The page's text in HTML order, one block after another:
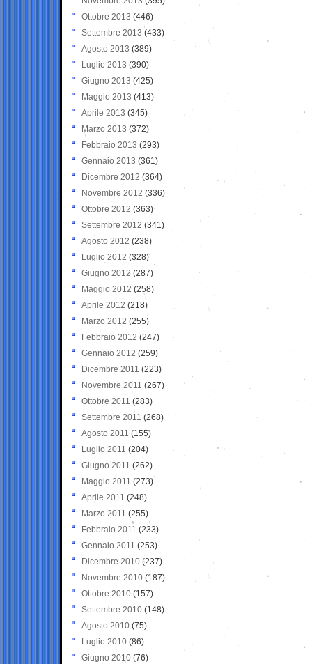
Ottobre 2013 (446)
Settembre 2013 (433)
Agosto 2013 (389)
Luglio 2013 (390)
Giugno 2013 (425)
Maggio 2013 (413)
Aprile 2013 (345)
Marzo 2013 (372)
Febbraio 2013 (293)
Gennaio 2013 (361)
Dicembre 2012 (364)
Novembre 2012 (336)
Ottobre 2012 (363)
Settembre 2012 (341)
Agosto 2012 (238)
Luglio 2012 (328)
Giugno 2012 (287)
Maggio 2012 (258)
Aprile 2012 (218)
Marzo 2012 (255)
Febbraio 2012 (247)
Gennaio 2012 (259)
Dicembre 2011 (223)
Novembre 2011 (267)
Ottobre 2011 (283)
Settembre 2011 (268)
Agosto 2011 (155)
Luglio 2011 (204)
Giugno 2011 (262)
Maggio 2011 (273)
Aprile 2011 (248)
Marzo 2011 (255)
Febbraio 2011 (233)
Gennaio 2011 (253)
Dicembre 2010 (237)
Novembre 2010 (187)
Ottobre 2010 (157)
Settembre 2010 (148)
Agosto 2010 (75)
Luglio 2010 (86)
Giugno 2010 (76)